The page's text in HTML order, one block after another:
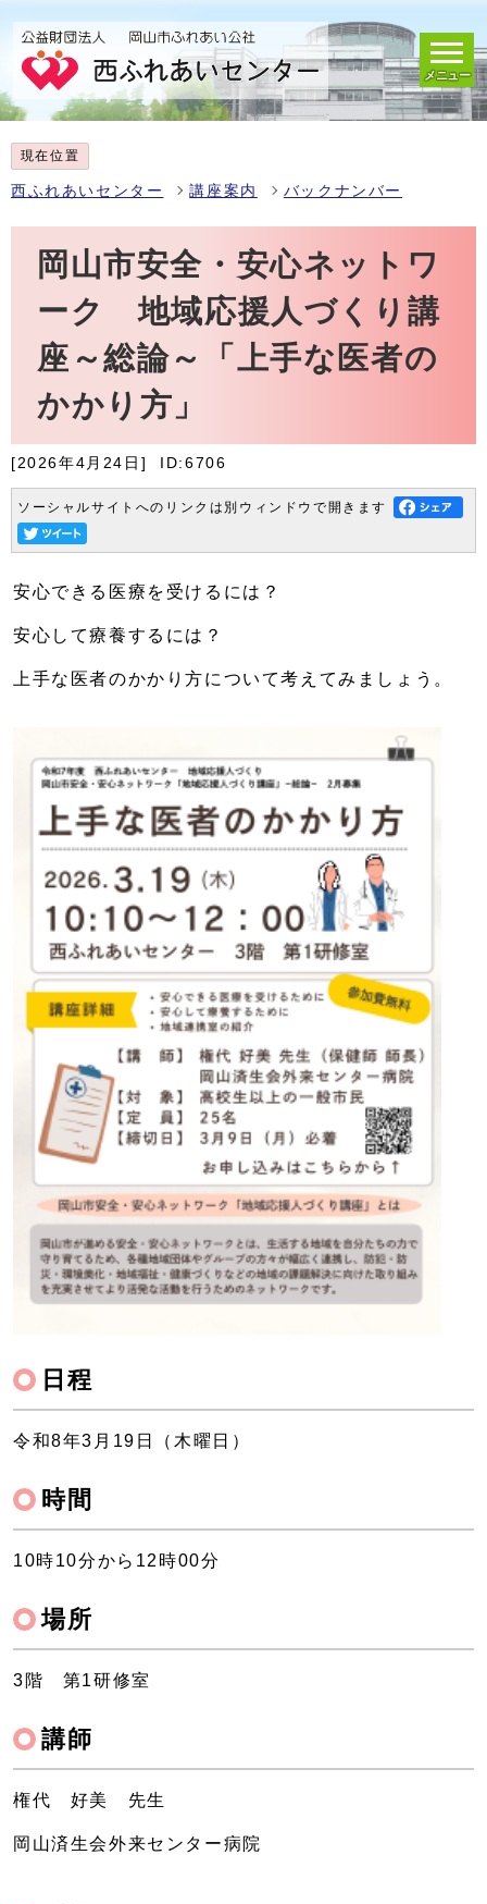
メニュー
現在位置
西ふれあいセンター 講座案内 バックナンバー
岡山市安全・安心ネットワ
ーク 地域応援人づくり講
座～総論～「上手な医者の
かかり方」
[2026年4月24日] ID:6706
ソーシャルサイトへのリンクは別ウィンドウで開きます
安心できる医療を受けるには？
安心して療養するには？
上手な医者のかかり方について考えてみましょう。
日程
令和8年3月19日（木曜日）
時間
10時10分から12時00分
場所
3階 第1研修室
講師
権代 好美 先生
岡山済生会外来センター病院